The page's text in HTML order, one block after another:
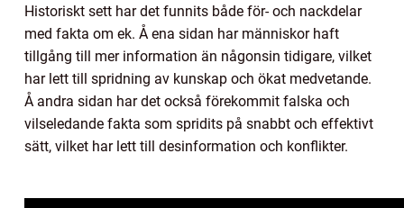
Historiskt sett har det funnits både för- och nackdelar
med fakta om ek. Å ena sidan har människor haft
tillgång till mer information än någonsin tidigare, vilket
har lett till spridning av kunskap och ökat medvetande.
Å andra sidan har det också förekommit falska och
vilseledande fakta som spridits på snabbt och effektivt
sätt, vilket har lett till desinformation och konflikter.